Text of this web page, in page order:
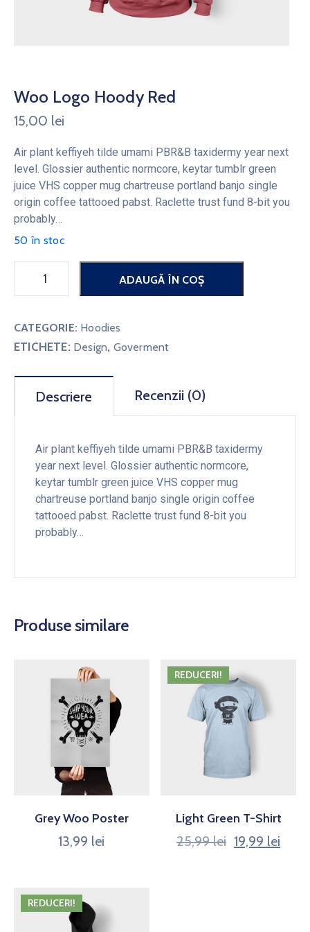
Woo Logo Hoody Red
15,00 lei
Air plant keffiyeh tilde umami PBR&B taxidermy year next
level. Glossier authentic normcore, keytar tumblr green
juice VHS copper mug chartreuse portland banjo single
origin coffee tattooed pabst. Raclette trust fund 8-bit you
probably…
50 în stoc
ADAUGĂ ÎN COȘ
CATEGORIE: Hoodies
ETICHETE: Design, Goverment
Descriere Recenzii (0)
Air plant keffiyeh tilde umami PBR&B taxidermy
year next level. Glossier authentic normcore,
keytar tumblr green juice VHS copper mug
chartreuse portland banjo single origin coffee
tattooed pabst. Raclette trust fund 8-bit you
probably…
Produse similare
Grey Woo Poster
13,99 lei
REDUCERI!
Light Green T-Shirt
25,99lei 19,99 lei
REDUCERI!